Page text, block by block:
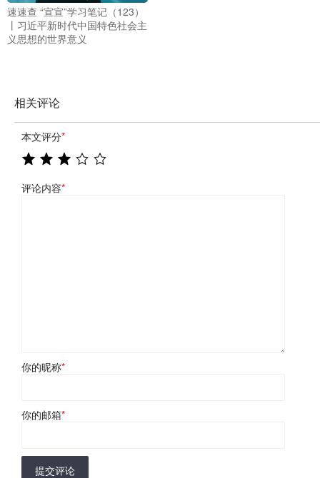
速速查 “宣宣”学习笔记（123）
丨习近平新时代中国特色社会主
义思想的世界意义
相关评论
本文评分*
评论内容*
你的昵称*
你的邮箱*
提交评论